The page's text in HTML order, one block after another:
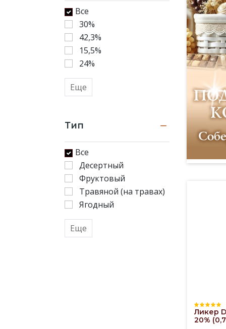
Все
30%
42,3%
15,5%
24%
Еще
Тип
Все
Десертный
Фруктовый
Травяной (на травах)
Ягодный
Еще
Ликер
20%